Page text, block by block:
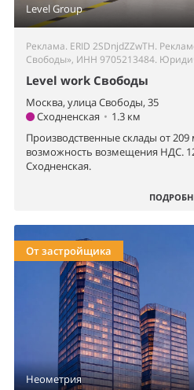
Level Group
Реклама. ERID 2SDnjdZZwTH.
Свободы», ИНН 9705213484.
Level work Свободы
Москва, улица Свободы, 35
Сходненская • 1.3 км
Производственные склады от 209
возможность возмещения НДС.
Сходненская.
Неометрия
От застройщика